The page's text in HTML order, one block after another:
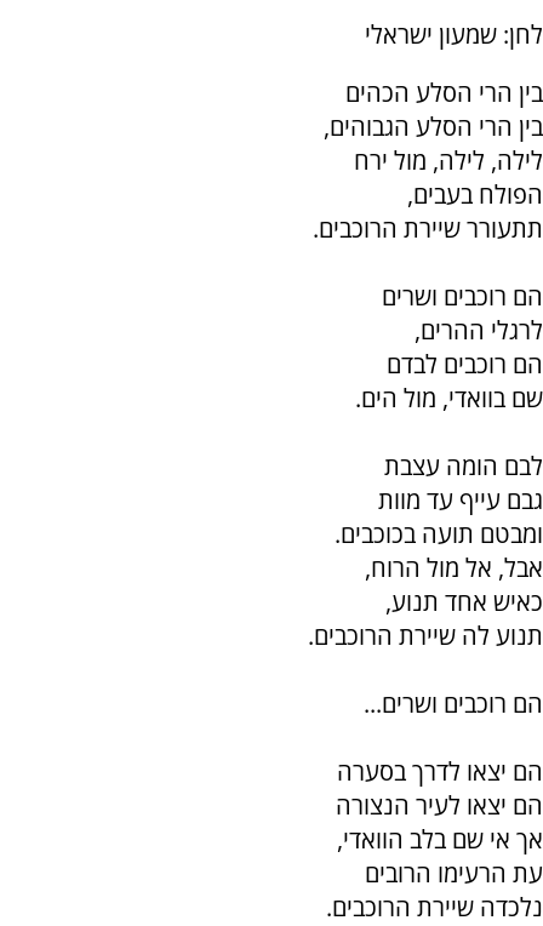
לחן: שמעון ישראלי
בין הרי הסלע הכהים
בין הרי הסלע הגבוהים,
לילה, לילה, מול ירח
הפולח בעבים,
תתעורר שיירת הרוכבים.
הם רוכבים ושרים
לרגלי ההרים,
הם רוכבים לבדם
שם בוואדי, מול הים.
לבם הומה עצבת
גבם עייף עד מוות
ומבטם תועה בכוכבים.
אבל, אל מול הרוח,
כאיש אחד תנוע,
תנוע לה שיירת הרוכבים.
הם רוכבים ושרים...
הם יצאו לדרך בסערה
הם יצאו לעיר הנצורה
אך אי שם בלב הוואדי,
עת הרעימו הרובים
נלכדה שיירת הרוכבים.